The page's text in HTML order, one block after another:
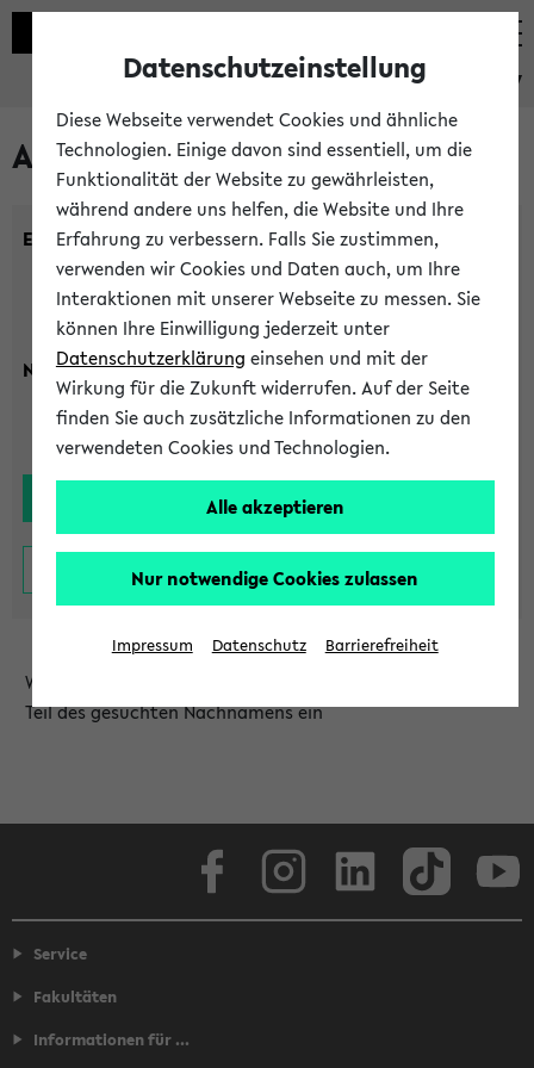
eKVV
Alle Lehrenden
Einrichtung:
Nachname:
Wählen Sie die Einrichtung aus und/oder geben Sie einen
Teil des gesuchten Nachnamens ein
Service
Fakultäten
Informationen für ...
Datenschutzeinstellung
Diese Webseite verwendet Cookies und ähnliche
Technologien. Einige davon sind essentiell, um die
Funktionalität der Website zu gewährleisten,
während andere uns helfen, die Website und Ihre
Erfahrung zu verbessern. Falls Sie zustimmen,
verwenden wir Cookies und Daten auch, um Ihre
Interaktionen mit unserer Webseite zu messen. Sie
können Ihre Einwilligung jederzeit unter
Datenschutzerklärung einsehen und mit der
Wirkung für die Zukunft widerrufen. Auf der Seite
finden Sie auch zusätzliche Informationen zu den
verwendeten Cookies und Technologien.
Alle akzeptieren
Nur notwendige Cookies zulassen
Impressum Datenschutz Barrierefreiheit